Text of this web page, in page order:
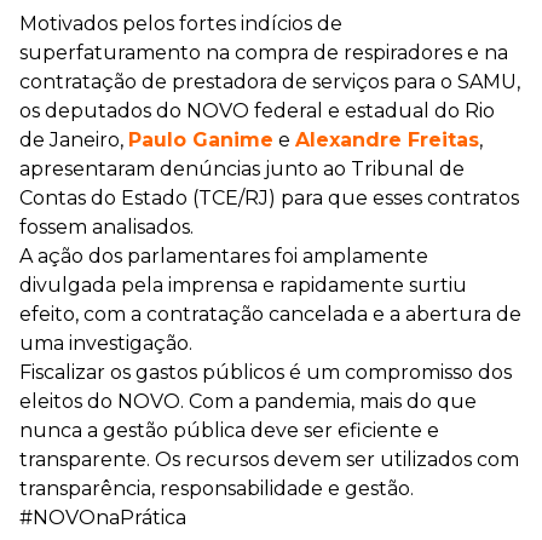
Motivados pelos fortes indícios de
superfaturamento na compra de respiradores e na
contratação de prestadora de serviços para o SAMU,
os deputados do NOVO federal e estadual do Rio
de Janeiro, Paulo Ganime e Alexandre Freitas,
apresentaram denúncias junto ao Tribunal de
Contas do Estado (TCE/RJ) para que esses contratos
fossem analisados.
A ação dos parlamentares foi amplamente
divulgada pela imprensa e rapidamente surtiu
efeito, com a contratação cancelada e a abertura de
uma investigação.
Fiscalizar os gastos públicos é um compromisso dos
eleitos do NOVO. Com a pandemia, mais do que
nunca a gestão pública deve ser eficiente e
transparente. Os recursos devem ser utilizados com
transparência, responsabilidade e gestão.
#NOVOnaPrática